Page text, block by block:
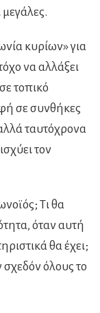
μεγάλες.
κυρίων» για
να αλλάξει
τοπικό
σε συνθήκες
ταυτόχρονα
τον
Τι θα
όταν αυτή
θα έχει;
όλους το